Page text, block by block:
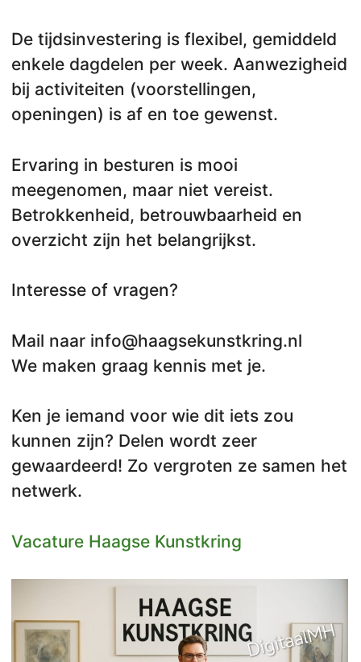
De tijdsinvestering is flexibel, gemiddeld
enkele dagdelen per week. Aanwezigheid
bij activiteiten (voorstellingen,
openingen) is af en toe gewenst.
Ervaring in besturen is mooi
meegenomen, maar niet vereist.
Betrokkenheid, betrouwbaarheid en
overzicht zijn het belangrijkst.
Interesse of vragen?
Mail naar info@haagsekunstkring.nl
We maken graag kennis met je.
Ken je iemand voor wie dit iets zou
kunnen zijn? Delen wordt zeer
gewaardeerd! Zo vergroten ze samen het
netwerk.
Vacature Haagse Kunstkring